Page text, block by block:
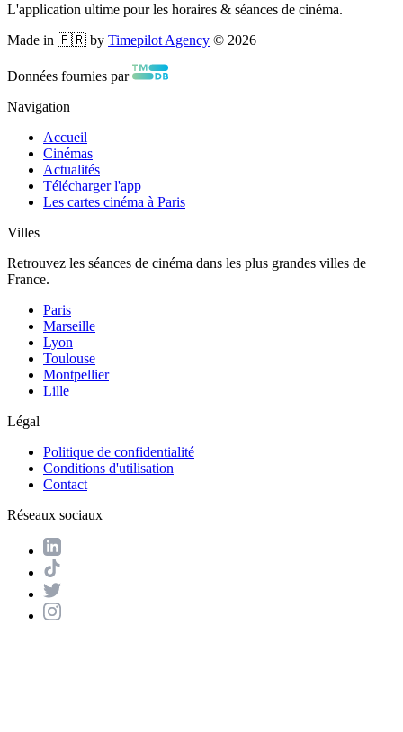
L'application ultime pour les horaires & séances de cinéma.
Made in 🇫🇷 by Timepilot Agency © 2026
Données fournies par
Navigation
Accueil
Cinémas
Actualités
Télécharger l'app
Les cartes cinéma à Paris
Villes
Retrouvez les séances de cinéma dans les plus grandes villes de
France.
Paris
Marseille
Lyon
Toulouse
Montpellier
Lille
Légal
Politique de confidentialité
Conditions d'utilisation
Contact
Réseaux sociaux